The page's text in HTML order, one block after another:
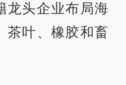
龙头企业布局海
茶叶、橡胶和畜